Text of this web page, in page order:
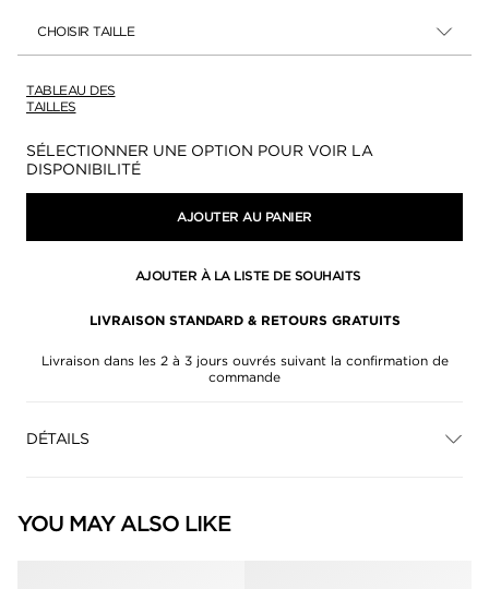
CHOISIR TAILLE
TABLEAU DES
TAILLES
Disponibilité:
SÉLECTIONNER UNE OPTION POUR VOIR LA
DISPONIBILITÉ
AJOUTER AU PANIER
AJOUTER À LA LISTE DE SOUHAITS
LIVRAISON STANDARD & RETOURS GRATUITS
Livraison dans les 2 à 3 jours ouvrés suivant la confirmation de
commande
DÉTAILS
YOU MAY ALSO LIKE